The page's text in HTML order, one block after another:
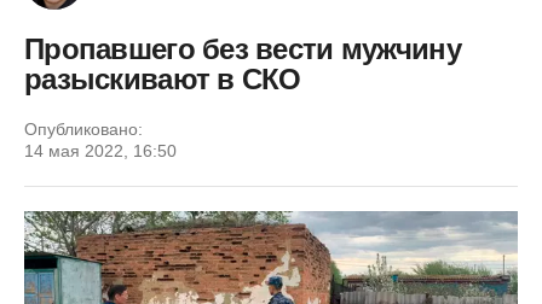
Пропавшего без вести мужчину
разыскивают в СКО
Опубликовано:
14 мая 2022, 16:50